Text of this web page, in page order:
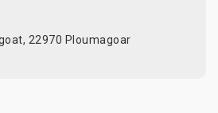
22970 Ploumagoar